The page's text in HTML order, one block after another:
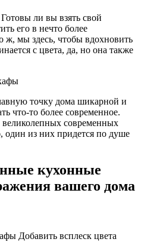
ли вы взять свой
его в нечто более
ж, мы здесь, чтобы вдохновить
с цвета, да, но она также
точку дома шикарной и
что-то более современное.
современных
из них придется по душе
кухонные
вашего дома